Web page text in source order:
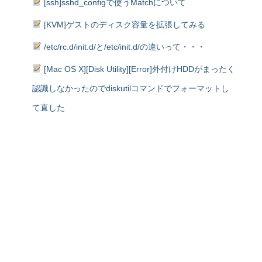
[ssh]sshd_configで使うMatchについて
[KVM]ゲストのディスク容量を拡張してみる
/etc/rc.d/init.d/と/etc/init.d/の違いって・・・
[Mac OS X][Disk Utility][Error]外付けHDDがまったく
認識しなかったのでdiskutilコマンドでフォーマットし
て直した